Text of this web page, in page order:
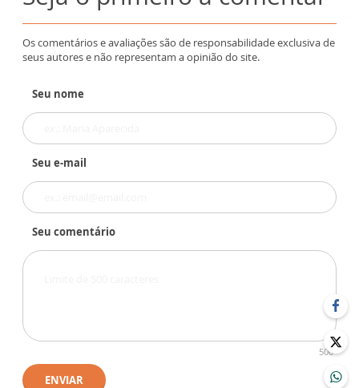
Os comentários e avaliações são de responsabilidade exclusiva de
seus autores e não representam a opinião do site.
Seu nome
Seu e-mail
Seu comentário
500
ENVIAR